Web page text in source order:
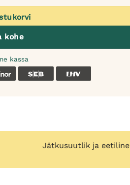
kohe
kassa
Luminor
Jätkusuutlik ja eetiline